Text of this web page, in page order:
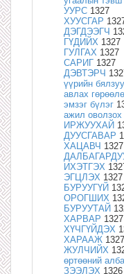
УУРС 1327
ХУУСГАР
ДЭГДЭЭГЧ
ГҮДИЙХ 1327
ГУЛГАХ 1327
САРИГ 1327
ДЭВТЭРЧ
үүрийн
авлах
эмзэг бүлэг
ажил оволзох
ИРЖУУХАЙ
ДУУСГАВАР
ХАЦАВЧ 1327
ИХЭТГЭХ
ЭГЦЛЭХ 1327
БУРУУГҮЙ
ОРОГШИХ
БУРУУТАЙ
ХАРВАР 1327
ХҮЧГҮЙДЭХ
ХАРААЖ 1327
ЖУЛЧИЙХ
өртөөний алба
ЗЭЭЛЭХ 1326